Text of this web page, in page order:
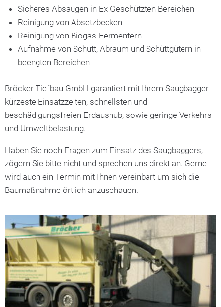
Sicheres Absaugen in Ex-Geschützten Bereichen
Reinigung von Absetzbecken
Reinigung von Biogas-Fermentern
Aufnahme von Schutt, Abraum und Schüttgütern in
beengten Bereichen
Bröcker Tiefbau GmbH garantiert mit Ihrem Saugbagger
kürzeste Einsatzzeiten, schnellsten und
beschädigungsfreien Erdaushub, sowie geringe Verkehrs-
und Umweltbelastung.
Haben Sie noch Fragen zum Einsatz des Saugbaggers,
zögern Sie bitte nicht und sprechen uns direkt an. Gerne
wird auch ein Termin mit Ihnen vereinbart um sich die
Baumaßnahme örtlich anzuschauen.